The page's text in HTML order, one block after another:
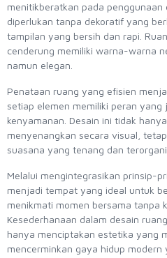
menitikberatkan pada
diperlukan tanpa dekoratif yang
tampilan yang bersih dan rapi.
cenderung memiliki warna-warna
namun elegan.
Penataan ruang yang efisien
setiap elemen memiliki peran
kenyamanan. Desain ini tidak
menyenangkan secara visual,
suasana yang tenang dan
Melalui mengintegrasikan prinsip-
menjadi tempat yang ideal untuk
menikmati momen bersama tanpa
Kesederhanaan dalam desain
hanya menciptakan estetika yang
mencerminkan gaya hidup modern